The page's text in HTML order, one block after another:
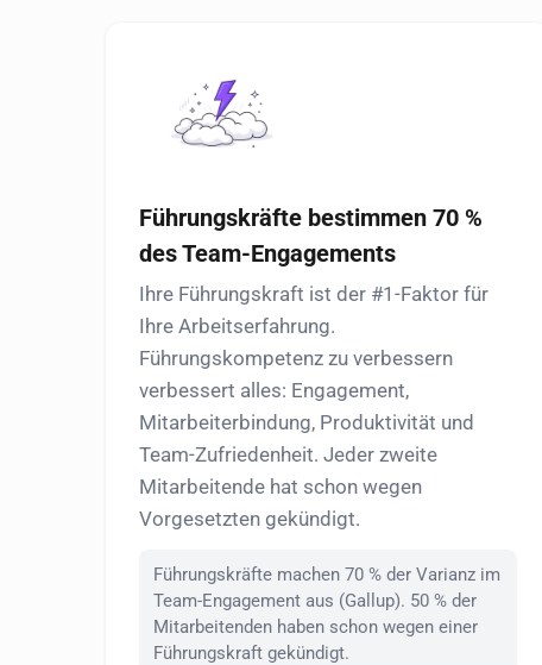
Führungskräfte bestimmen 70 %
des Team-Engagements
Ihre Führungskraft ist der #1-Faktor für
Ihre Arbeitserfahrung.
Führungskompetenz zu verbessern
verbessert alles: Engagement,
Mitarbeiterbindung, Produktivität und
Team-Zufriedenheit. Jeder zweite
Mitarbeitende hat schon wegen
Vorgesetzten gekündigt.
Führungskräfte machen 70 % der Varianz im
Team-Engagement aus (Gallup). 50 % der
Mitarbeitenden haben schon wegen einer
Führungskraft gekündigt.